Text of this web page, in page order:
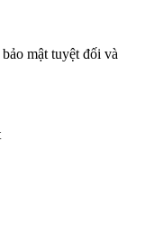
mật tuyệt đối và